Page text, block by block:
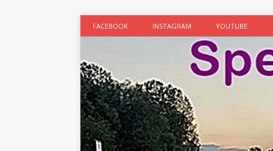
FACEBOOK INSTAGRAM YOUTUBE